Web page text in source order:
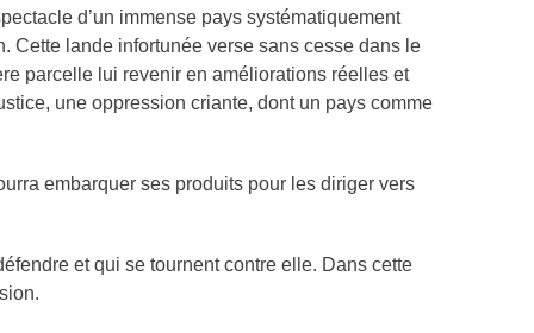
d’un immense pays systématiquement
Cette lande infortunée verse sans cesse dans le
parcelle lui revenir en améliorations réelles et
une oppression criante, dont un pays comme
embarquer ses produits pour les diriger vers
et qui se tournent contre elle. Dans cette